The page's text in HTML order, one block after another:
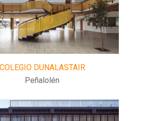
COLEGIO DUNALASTAIR
Peñalolén